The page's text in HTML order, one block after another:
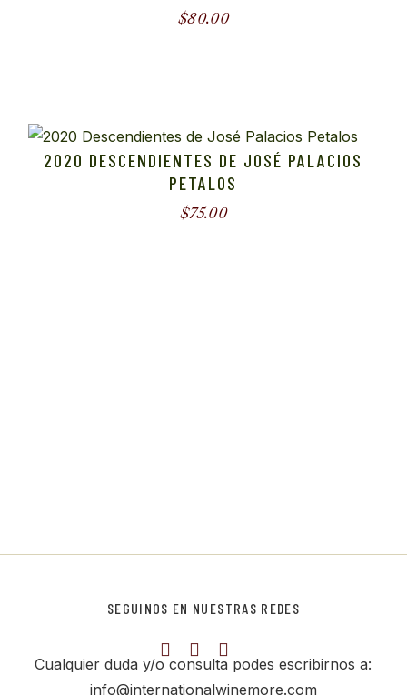
$80.00
2020 DESCENDIENTES DE JOSÉ PALACIOS
PETALOS
$75.00
SEGUINOS EN NUESTRAS REDES
Cualquier duda y/o consulta podes escribirnos a:
info@internationalwinemore.com